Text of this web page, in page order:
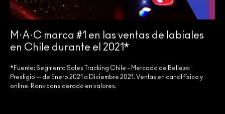
M·A·C marca #1 en las ventas de labiales
en Chile durante el 2021*
*Fuente: Segmenta Sales Tracking Chile – Mercado de Belleza
Prestigio –- de Enero 2021 a Diciembre 2021. Ventas en canal físico y
online. Rank considerado en valores.